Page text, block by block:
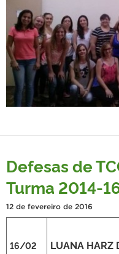
Defesas de
Turma 2014-
12 de fevereiro de 2016
16/02
LUANA HARZ